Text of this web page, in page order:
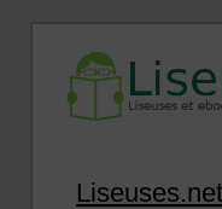
Liseuses.net